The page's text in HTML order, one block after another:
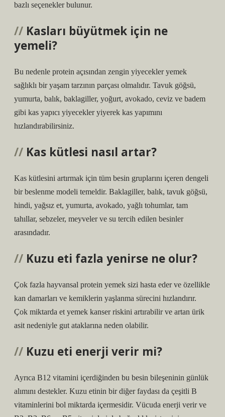
bazlı seçenekler bulunur.
Kasları büyütmek için ne
yemeli?
Bu nedenle protein açısından zengin yiyecekler yemek
sağlıklı bir yaşam tarzının parçası olmalıdır. Tavuk göğsü,
yumurta, balık, baklagiller, yoğurt, avokado, ceviz ve badem
gibi kas yapıcı yiyecekler yiyerek kas yapımını
hızlandırabilirsiniz.
Kas kütlesi nasıl artar?
Kas kütlesini artırmak için tüm besin gruplarını içeren dengeli
bir beslenme modeli temeldir. Baklagiller, balık, tavuk göğsü,
hindi, yağsız et, yumurta, avokado, yağlı tohumlar, tam
tahıllar, sebzeler, meyveler ve su tercih edilen besinler
arasındadır.
Kuzu eti fazla yenirse ne olur?
Çok fazla hayvansal protein yemek sizi hasta eder ve özellikle
kan damarları ve kemiklerin yaşlanma sürecini hızlandırır.
Çok miktarda et yemek kanser riskini artırabilir ve artan ürik
asit nedeniyle gut ataklarına neden olabilir.
Kuzu eti enerji verir mi?
Ayrıca B12 vitamini içerdiğinden bu besin bileşeninin günlük
alımını destekler. Kuzu etinin bir diğer faydası da çeşitli B
vitaminlerini bol miktarda içermesidir. Vücuda enerji verir ve